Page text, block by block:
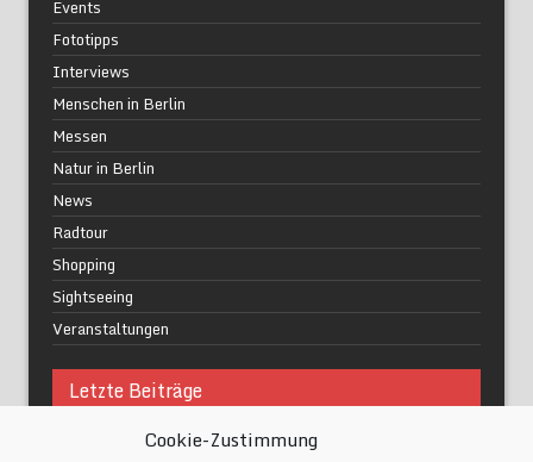
Cookie-Zustimmung
Events
Fototipps
Interviews
Menschen in Berlin
Messen
Natur in Berlin
News
Radtour
Shopping
Sightseeing
Veranstaltungen
Letzte Beiträge
Was macht urbane Lebensqualität wirklich aus?